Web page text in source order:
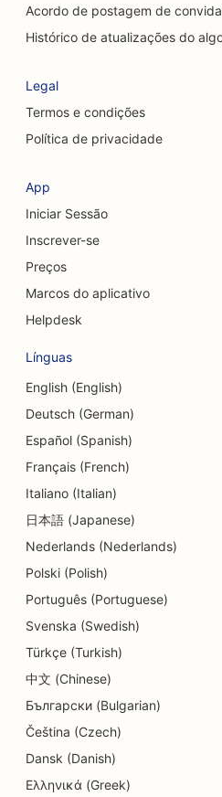
SEO para serviços de
SEO para cirurgiões
SEO para cafeterias
SEO para cooperativas de
SEO para Delis
SEO para serviços de
SEO para serviços de
SEO para serviços de
SEO para clínicas
SEO para clientes
SEO para lojas de cupcakes
SEO para serviços de
SEO para lojas de donuts
SEO para lavanderias
SEO para eletricistas
SEO para lojas de eletrônicos
Acordo de postagem de
Histórico de atualizações do
Legal
Termos e condições
Política de privacidade
App
Iniciar Sessão
Inscrever-se
Preços
Marcos do aplicativo
Helpdesk
Línguas
English (English)
Deutsch (German)
Español (Spanish)
Français (French)
Italiano (Italian)
日本語 (Japanese)
Nederlands (Nederlands)
Polski (Polish)
Português (Portuguese)
Svenska (Swedish)
Türkçe (Turkish)
中文 (Chinese)
Български (Bulgarian)
Čeština (Czech)
Dansk (Danish)
Ελληνικά (Greek)